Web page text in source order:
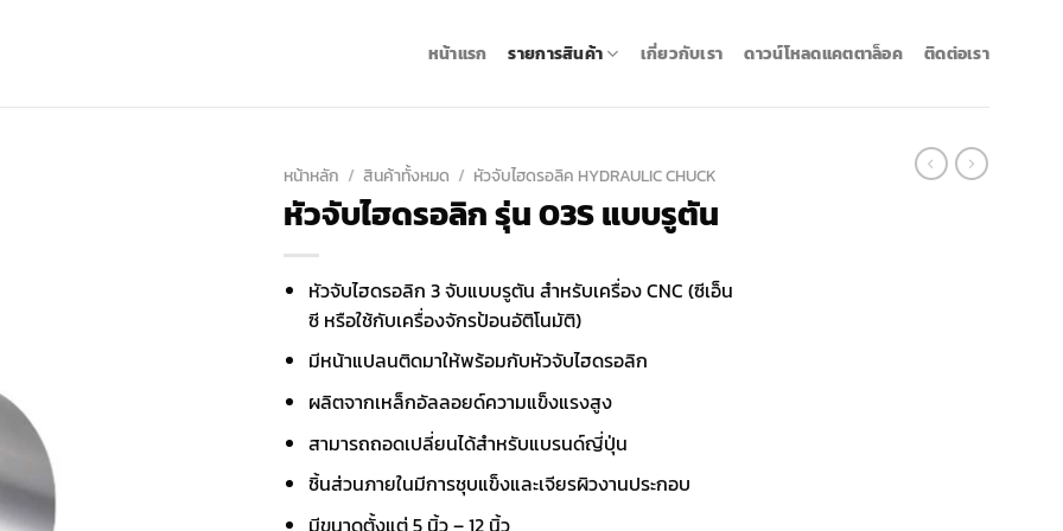
หน้าแรก รายการสินค้า เกี่ยวกับเรา ดาวน์โหลดแคตตาล็อค ติดต่อเรา
หน้าหลัก / สินค้าทั้งหมด / หัวจับไฮดรอลิค HYDRAULIC CHUCK
หัวจับไฮดรอลิก รุ่น 03S แบบรูตัน
หัวจับไฮดรอลิก 3 จับแบบรูตัน สำหรับเครื่อง CNC (ซีเอ็น
ซี หรือใช้กับเครื่องจักรป้อนอัติโนมัติ)
มีหน้าแปลนติดมาให้พร้อมกับหัวจับไฮดรอลิก
ผลิตจากเหล็กอัลลอยด์ความแข็งแรงสูง
สามารถถอดเปลี่ยนได้สำหรับแบรนด์ญี่ปุ่น
ชิ้นส่วนภายในมีการชุบแข็งและเจียรผิวงานประกอบ
มีขนาดตั้งแต่ 5 นิ้ว – 12 นิ้ว